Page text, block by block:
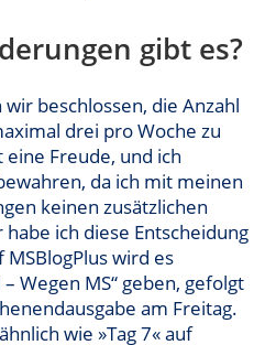
gibt es?
beschlossen, die Anzahl
drei pro Woche zu
Freude, und ich
da ich mit meinen
keinen zusätzlichen
ich diese Entscheidung
wird es
Wegen MS“ geben, gefolgt
am Freitag.
wie »Tag 7« auf